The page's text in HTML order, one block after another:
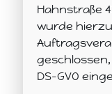
Hahnstraße
wurde
DS-GVO